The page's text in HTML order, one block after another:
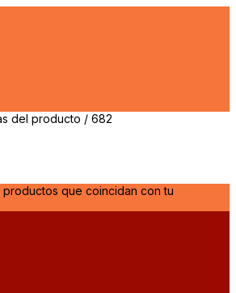
del producto / 682
que coincidan con tu